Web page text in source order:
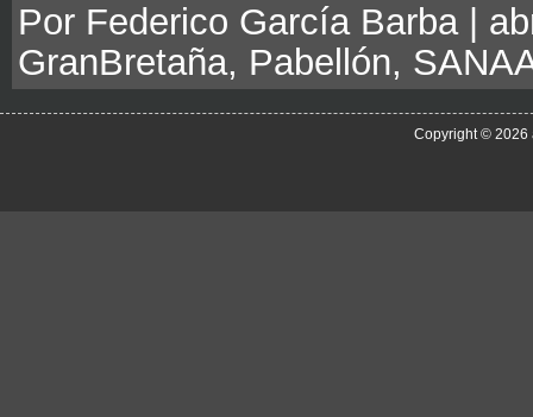
Por Federico García Barba |
GranBretaña, Pabellón,
Copyright © 2026